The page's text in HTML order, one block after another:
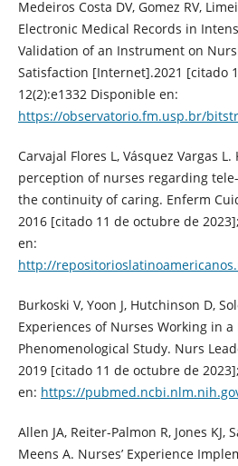
Medeiros Costa DV, Gomez RV,
Electronic Medical Records in
Validation of an Instrument on
Satisfaction [Internet].2021 [citado
12(2):e1332 Disponible en:
https://observatorio.fm.usp.br/
Carvajal Flores L, Vásquez Vargas
perception of nurses regarding
the continuity of caring. Enferm
2016 [citado 11 de octubre de
en:
http://
Burkoski V, Yoon J, Hutchinson D,
Experiences of Nurses Working in
Phenomenological Study. Nurs
2019 [citado 11 de octubre de
en: https://
Allen JA, Reiter-Palmon R, Jones KJ,
Meens A. Nurses’ Experience